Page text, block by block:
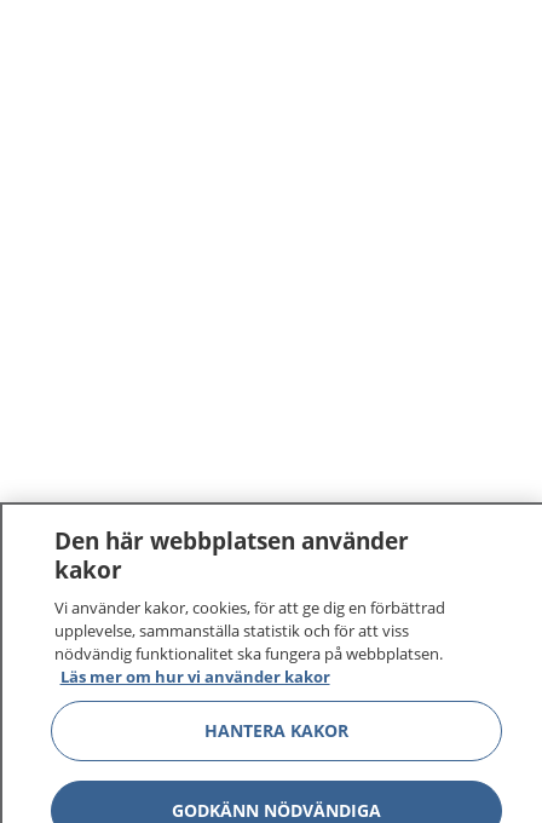
Den här webbplatsen använder
kakor
Vi använder kakor, cookies, för att ge dig en förbättrad
upplevelse, sammanställa statistik och för att viss
nödvändig funktionalitet ska fungera på webbplatsen.
Läs mer om hur vi använder kakor
HANTERA KAKOR
GODKÄNN NÖDVÄNDIGA